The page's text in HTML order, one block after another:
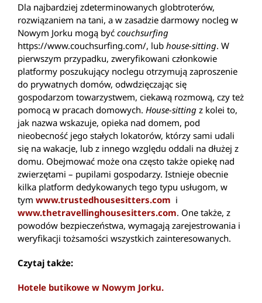
Dla najbardziej zdeterminowanych globtroterów,
rozwiązaniem na tani, a w zasadzie darmowy nocleg w
Nowym Jorku mogą być couchsurfing
https://www.couchsurfing.com/, lub house-sitting. W
pierwszym przypadku, zweryfikowani członkowie
platformy poszukujący noclegu otrzymują zaproszenie
do prywatnych domów, odwdzięczając się
gospodarzom towarzystwem, ciekawą rozmową, czy też
pomocą w pracach domowych. House-sitting z kolei to,
jak nazwa wskazuje, opieka nad domem, pod
nieobecność jego stałych lokatorów, którzy sami udali
się na wakacje, lub z innego względu oddali na dłużej z
domu. Obejmować może ona często także opiekę nad
zwierzętami – pupilami gospodarzy. Istnieje obecnie
kilka platform dedykowanych tego typu usługom, w
tym www.trustedhousesitters.com i
www.thetravellinghousesitters.com. One także, z
powodów bezpieczeństwa, wymagają zarejestrowania i
weryfikacji tożsamości wszystkich zainteresowanych.
Czytaj także:
Hotele butikowe w Nowym Jorku.